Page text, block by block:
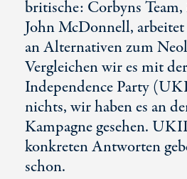
britische: Corbyns Team,
John McDonnell,
an Alternativen zum
Vergleichen wir es mit
Independence Party
nichts, wir haben es an
Kampagne gesehen.
konkreten Antworten
schon.